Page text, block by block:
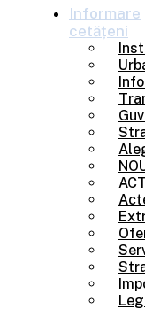
Informare
cetățeni